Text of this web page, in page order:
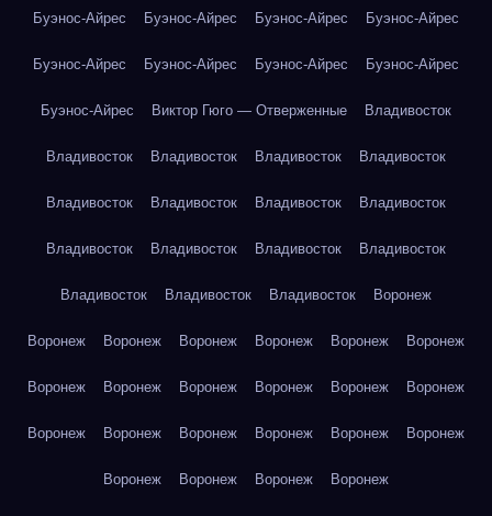
Буэнос-Айрес Буэнос-Айрес Буэнос-Айрес Буэнос-Айрес
Буэнос-Айрес Буэнос-Айрес Буэнос-Айрес Буэнос-Айрес
Буэнос-Айрес Виктор Гюго — Отверженные Владивосток
Владивосток Владивосток Владивосток Владивосток
Владивосток Владивосток Владивосток Владивосток
Владивосток Владивосток Владивосток Владивосток
Владивосток Владивосток Владивосток Воронеж
Воронеж Воронеж Воронеж Воронеж Воронеж Воронеж
Воронеж Воронеж Воронеж Воронеж Воронеж Воронеж
Воронеж Воронеж Воронеж Воронеж Воронеж Воронеж
Воронеж Воронеж Воронеж Воронеж